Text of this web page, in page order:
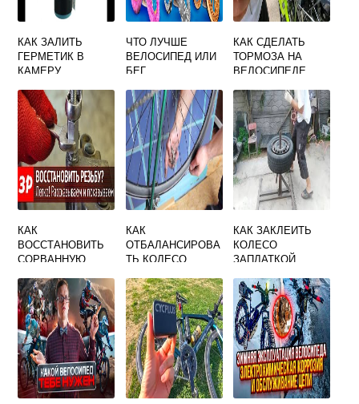
КАК ЗАЛИТЬ
ГЕРМЕТИК В
КАМЕРУ
ЧТО ЛУЧШЕ
ВЕЛОСИПЕД ИЛИ
БЕГ
КАК СДЕЛАТЬ
ТОРМОЗА НА
ВЕЛОСИПЕДЕ
ЗАДНИЕ
ДИСКОВЫЕ
КАК
ВОССТАНОВИТЬ
СОРВАННУЮ
РЕЗЬБУ
КАК
ОТБАЛАНСИРОВА
ТЬ КОЛЕСО
ДОМАШНИХ
УСЛОВИЯХ
ВИДЕО
КАК ЗАКЛЕИТЬ
КОЛЕСО
ЗАПЛАТКОЙ